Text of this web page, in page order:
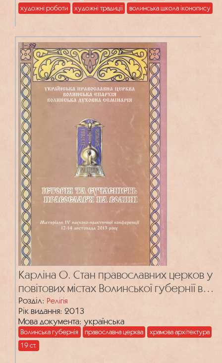
художні роботи
художні традиції волинська школа іконопису
Карліна О. Стан православних церков у
повітових містах Волинської губернії в
першій половині XIX ст.
Розділ: Релігія
Рік видання: 2013
Мова документа: українська
Волинська губернія православна церква
храмова архітектура
19 ст.